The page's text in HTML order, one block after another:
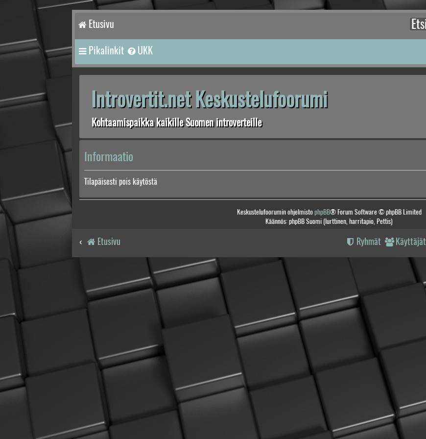
Etusivu
Pikalinkit UKK
Introvertit.net Keskustelufoorumi
Kohtaamispaikka kaikille Suomen introverteille
Informaatio
Tilapäisesti pois käytöstä
Keskustelufoorumin ohjelmistophpBB® Forum Software © phpBB Limited
Käännös: phpBB Suomi (lurttinen, harritapio, Pettis)
Etusivu Käyttäjät
Ryhmät